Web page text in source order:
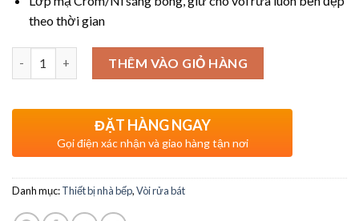
theo thời gian
THÊM VÀO GIỎ HÀNG
ĐẶT HÀNG NGAY
Gọi điện xác nhận và giao hàng tận nơi
Danh mục:Thiết bị nhà bếp,Vòi rửa bát